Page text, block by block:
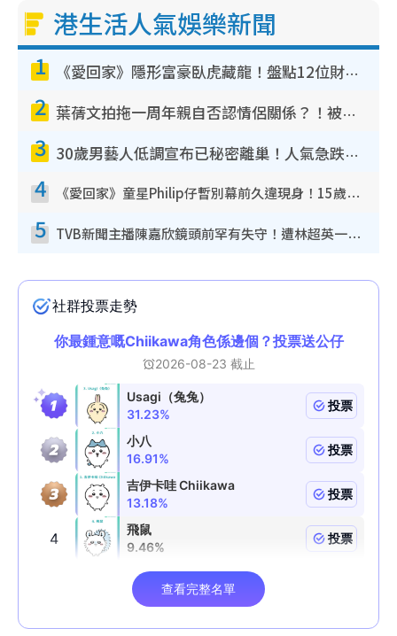
港生活人氣娛樂新聞
1 《愛回家》隱形富豪臥虎藏龍！盤點12位財氣逼人的有錢藝人：呢位靚女3億身家唔憂做
2 葉蒨文拍拖一周年親自否認情侶關係？！被質疑感情造假竟稱GM「普通同事」
3 30歲男藝人低調宣布已秘密離巢！人氣急跌變失蹤人口︰「這幾年過得並不容易」
4 《愛回家》童星Philip仔暫別幕前久違現身！15歲近況暴風長高蛻變帥氣少男
5 TVB新聞主播陳嘉欣鏡頭前罕有失守！遭林超英一句說話突襲嚇親當場大笑